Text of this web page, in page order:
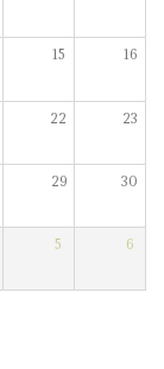
15 16
22 23
29 30
5 6